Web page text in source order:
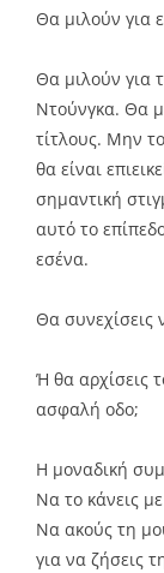
Θα μιλούν για
Θα μιλούν για
Ντούνγκα. Θα
τίτλους. Μην
θα είναι
σημαντική
αυτό το
εσένα.
Θα συνεχίσεις
Ή θα αρχίσεις
ασφαλή οδο;
Η μοναδική
Να το κάνεις
Να ακούς τη
για να ζήσεις